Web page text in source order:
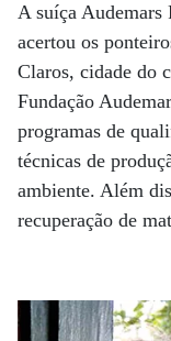
A suíça Audemars
acertou os
Claros, cidade do
Fundação
programas de
técnicas de
ambiente. Além
recuperação de